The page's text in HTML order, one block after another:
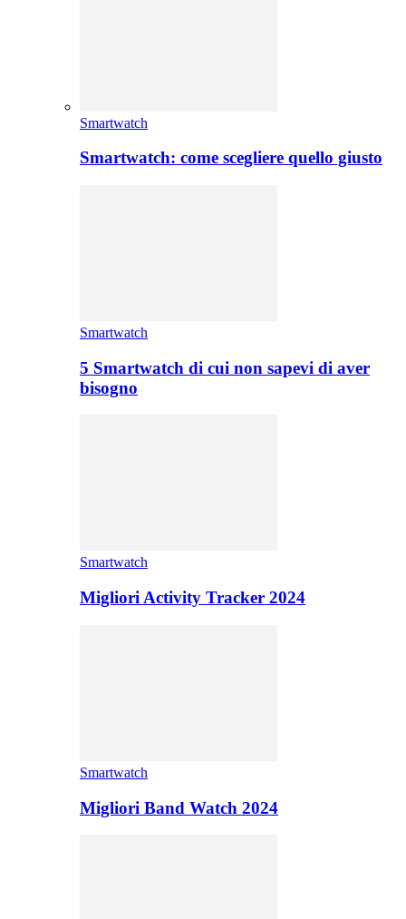
Smartwatch
Smartwatch: come scegliere quello giusto
Smartwatch
5 Smartwatch di cui non sapevi di aver
bisogno
Smartwatch
Migliori Activity Tracker 2024
Smartwatch
Migliori Band Watch 2024